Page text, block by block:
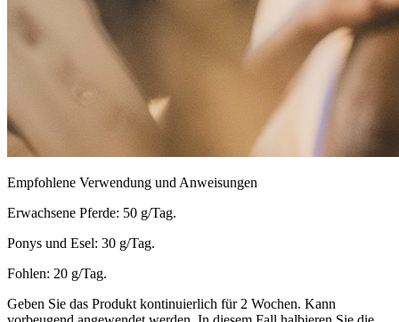
Empfohlene Verwendung und Anweisungen
Erwachsene Pferde: 50 g/Tag.
Ponys und Esel: 30 g/Tag.
Fohlen: 20 g/Tag.
Geben Sie das Produkt kontinuierlich für 2 Wochen. Kann